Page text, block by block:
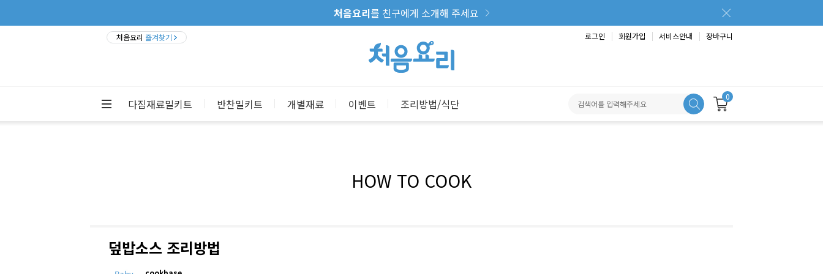
처음요리를 친구에게 소개해 주세요
처음요리 즐겨찾기 로그인 회원가입 서비스안내 장바구니
다짐재료밀키트 반찬밀키트 개별재료 이벤트 조리방법/식단
0
HOW TO COOK
덮밥소스 조리방법